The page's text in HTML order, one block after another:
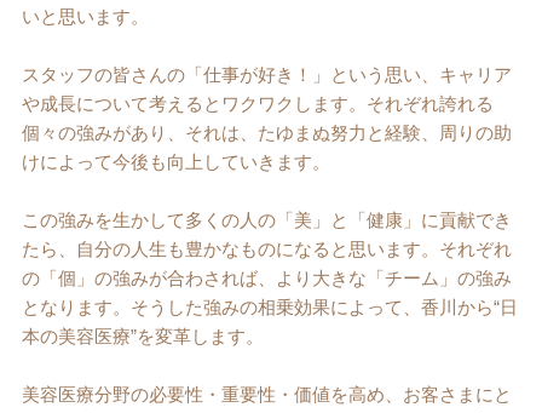
いと思います。
スタッフの皆さんの「仕事が好き！」という思い、キャリア
や成長について考えるとワクワクします。それぞれ誇れる
個々の強みがあり、それは、たゆまぬ努力と経験、周りの助
けによって今後も向上していきます。
この強みを生かして多くの人の「美」と「健康」に貢献でき
たら、自分の人生も豊かなものになると思います。それぞれ
の「個」の強みが合わされば、より大きな「チーム」の強み
となります。そうした強みの相乗効果によって、香川から“日
本の美容医療”を変革します。
美容医療分野の必要性・重要性・価値を高め、お客さまにと